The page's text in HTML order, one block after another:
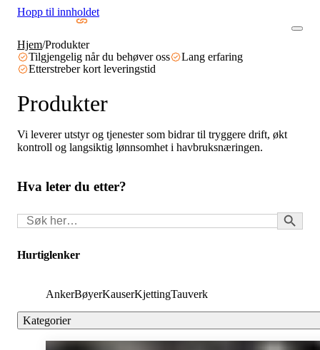
Hopp til innholdet
Hjem/Produkter
Tilgjengelig når du behøver oss
Lang erfaring
Etterstreber kort leveringstid
Produkter
Vi leverer utstyr og tjenester som bidrar til tryggere drift, økt
kontroll og langsiktig lønnsomhet i havbruksnæringen.
Hva leter du etter?
Søk
for:
Search Button
Hurtiglenker
AnkerBøyerKauserKjettingTauverk
Kategorier